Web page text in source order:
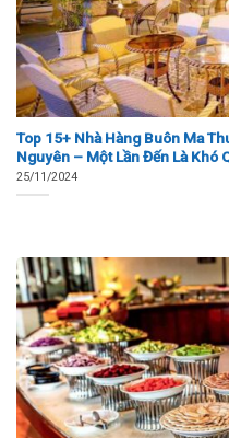
Top 15+ Nhà Hàng Buôn Ma
Nguyên – Một Lần Đến Là Khó
25/11/2024